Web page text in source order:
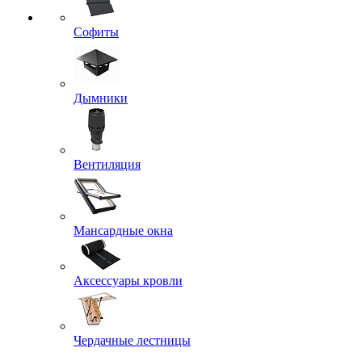
Софиты
Дымники
Вентиляция
Мансардные окна
Аксессуары кровли
Чердачные лестницы